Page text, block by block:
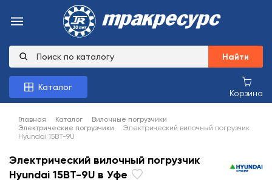
Найти
Каталог
Корзина
Главная Каталог
Вилочные погрузчики
Электрические погрузчики
Электрический вилочный погрузчик
Hyundai 15BT-9U
Электрический вилочный погрузчик
Hyundai 15BT-9U в Уфе